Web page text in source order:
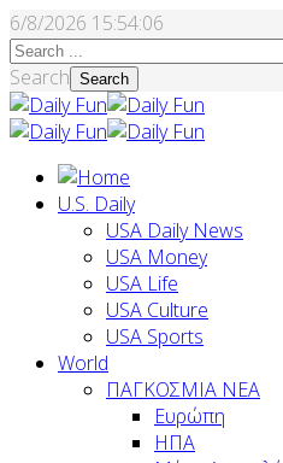
6/8/2026 15:54:07
Search Search
U.S. Daily
USA Daily News
USA Money
USA Life
USA Culture
USA Sports
World
ΠΑΓΚΟΣΜΙΑ ΝΕΑ
Ευρώπη
ΗΠΑ